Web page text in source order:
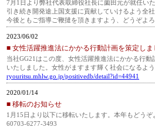
7月1日より弊社代表取締役社長に薗田元が就任いた
引き続き開発途上国支援に貢献していけるよう全
今後ともご指導ご鞭撻を頂きますよう、どうぞよ
2023/06/02
■ 女性活躍推進法にかかる行動計画を策定しま
当社GG21はこの度、女性活躍推進法にかかる行
いたしました。女性がますます輝く社会になるよ
ryouritsu.mhlw.go.jp/positivedb/detail?id=44941
2020/01/14
■ 移転のお知らせ
1月15日より以下に移転いたします。本年もどう
60703-6277-3493